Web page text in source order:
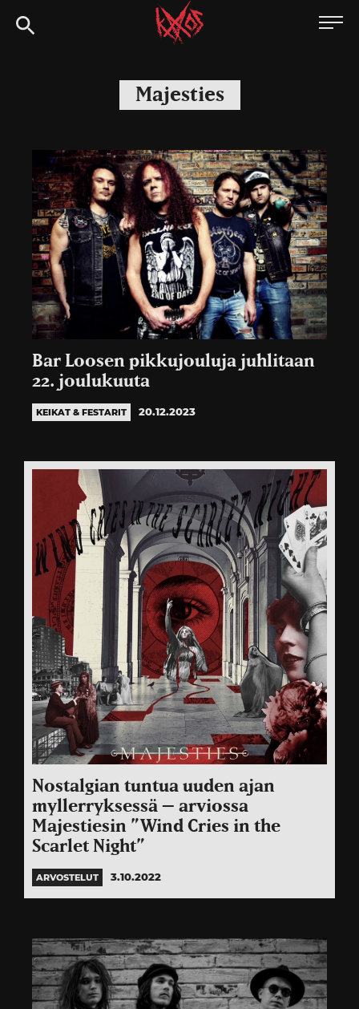
Siirry
suoraan
Kaaoszine
Majesties
Bar Loosen pikkujouluja juhlitaan
22. joulukuuta
KEIKAT & FESTARIT 20.12.2023
Nostalgian tuntua uuden ajan
myllerryksessä – arviossa
Majestiesin ”Wind Cries in the
Scarlet Night”
ARVOSTELUT 3.10.2022